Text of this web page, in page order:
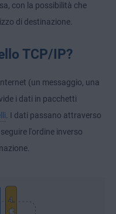
con la possibilità che
di destinazione.
TCP/IP?
(un messaggio, una
i dati in pacchetti
. I dati passano attraverso
l'ordine inverso